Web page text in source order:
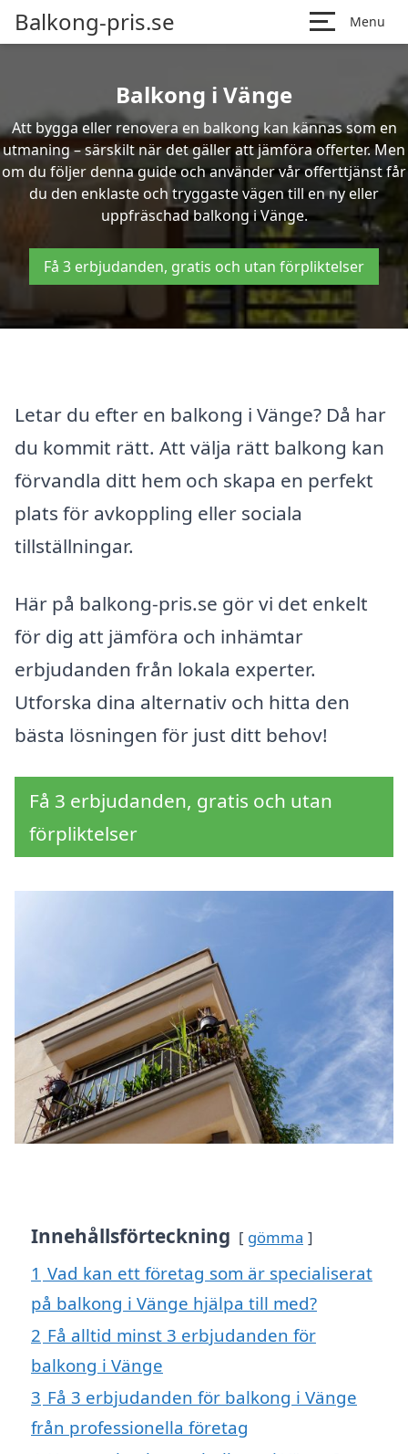
Balkong-pris.se Menu
Balkong i Vänge
Att bygga eller renovera en balkong kan kännas som en
utmaning – särskilt när det gäller att jämföra offerter. Men
om du följer denna guide och använder vår offerttjänst får
du den enklaste och tryggaste vägen till en ny eller
uppfräschad balkong i Vänge.
Få 3 erbjudanden, gratis och utan förpliktelser
Letar du efter en balkong i Vänge? Då har
du kommit rätt. Att välja rätt balkong kan
förvandla ditt hem och skapa en perfekt
plats för avkoppling eller sociala
tillställningar.
Här på balkong-pris.se gör vi det enkelt
för dig att jämföra och inhämtar
erbjudanden från lokala experter.
Utforska dina alternativ och hitta den
bästa lösningen för just ditt behov!
Få 3 erbjudanden, gratis och utan
förpliktelser
Innehållsförteckning gömma
1 Vad kan ett företag som är specialiserat
på balkong i Vänge hjälpa till med?
2 Få alltid minst 3 erbjudanden för
balkong i Vänge
3 Få 3 erbjudanden för balkong i Vänge
från professionella företag